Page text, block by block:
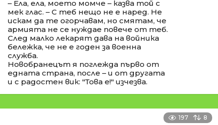
– Ела, ела, моето момче – казва той с
мек глас. – С теб нещо не е наред. Не
искам да те огорчавам, но смятам, че
армията не се нуждае повече от теб.
След малко лекарят дава на войника
бележка, че не е годен за военна
служба.
Новобранецът я поглежда първо от
едната страна, после – и от другата
и с радостен вик: "Това е!" изчезва.
197 8